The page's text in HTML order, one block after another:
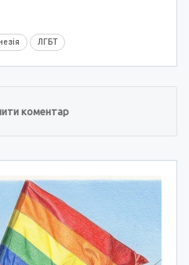
ЛГБТ
коментар